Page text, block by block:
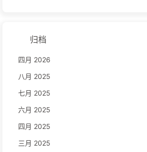
归档
四月 2026
八月 2025
七月 2025
六月 2025
四月 2025
三月 2025